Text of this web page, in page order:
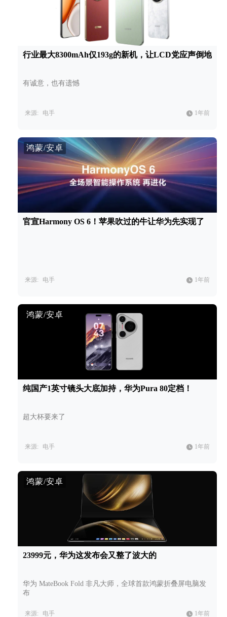
行业最大8300mAh仅193g的新机，让LCD党应声倒地
有诚意，也有遗憾
来源: 电手 1年前
鸿蒙/安卓
官宣Harmony OS 6！苹果吹过的牛让华为先实现了
来源: 电手 1年前
鸿蒙/安卓
纯国产1英寸镜头大底加持，华为Pura 80定档！
超大杯要来了
来源: 电手 1年前
鸿蒙/安卓
23999元，华为这发布会又整了波大的
华为 MateBook Fold 非凡大师，全球首款鸿蒙折叠屏电脑发
布
来源: 电手 1年前